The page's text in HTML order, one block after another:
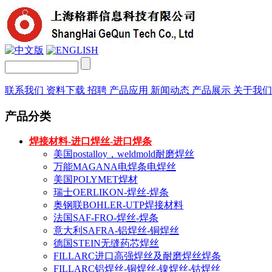
联系我们 资料下载 招聘 产品应用 新闻动态 产品展示 关于我
产品分类
焊接材料-进口焊丝-进口焊条
美国postalloy，weldmold耐磨焊丝
万能MAGANA电焊条电焊丝
美国POLYMET焊材
瑞士OERLIKON-焊丝-焊条
奥钢联BOHLER-UTP焊接材料
法国SAF-FRO-焊丝-焊条
意大利SAFRA-铝焊丝-铜焊丝
德国STEIN无缝药芯焊丝
FILLARC进口高强焊丝及耐磨焊丝焊条
FILLARC铝焊丝-铜焊丝-镍焊丝-钴焊丝